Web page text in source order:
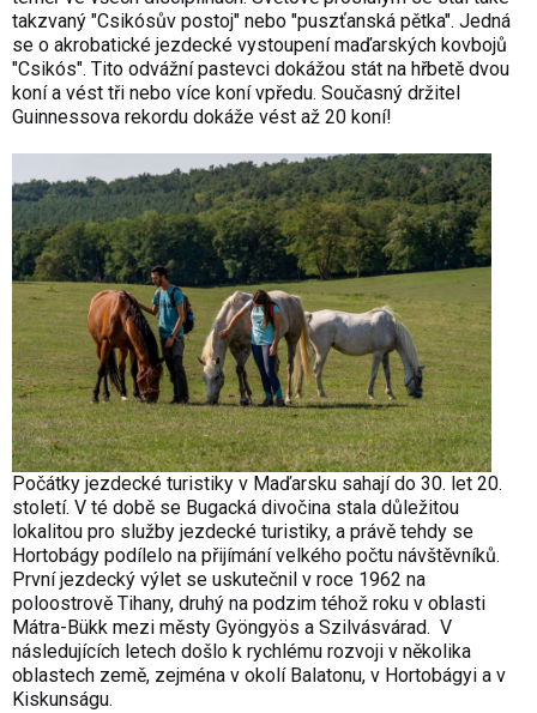
takzvaný "Csikósův postoj" nebo "puszťanská pětka". Jedná
se o akrobatické jezdecké vystoupení maďarských kovbojů
"Csikós". Tito odvážní pastevci dokážou stát na hřbetě dvou
koní a vést tři nebo více koní vpředu. Současný držitel
Guinnessova rekordu dokáže vést až 20 koní!
Počátky jezdecké turistiky v Maďarsku sahají do 30. let 20.
století. V té době se Bugacká divočina stala důležitou
lokalitou pro služby jezdecké turistiky, a právě tehdy se
Hortobágy podílelo na přijímání velkého počtu návštěvníků.
První jezdecký výlet se uskutečnil v roce 1962 na
poloostrově Tihany, druhý na podzim téhož roku v oblasti
Mátra-Bükk mezi městy Gyöngyös a Szilvásvárad. V
následujících letech došlo k rychlému rozvoji v několika
oblastech země, zejména v okolí Balatonu, v Hortobágyi a v
Kiskunságu.